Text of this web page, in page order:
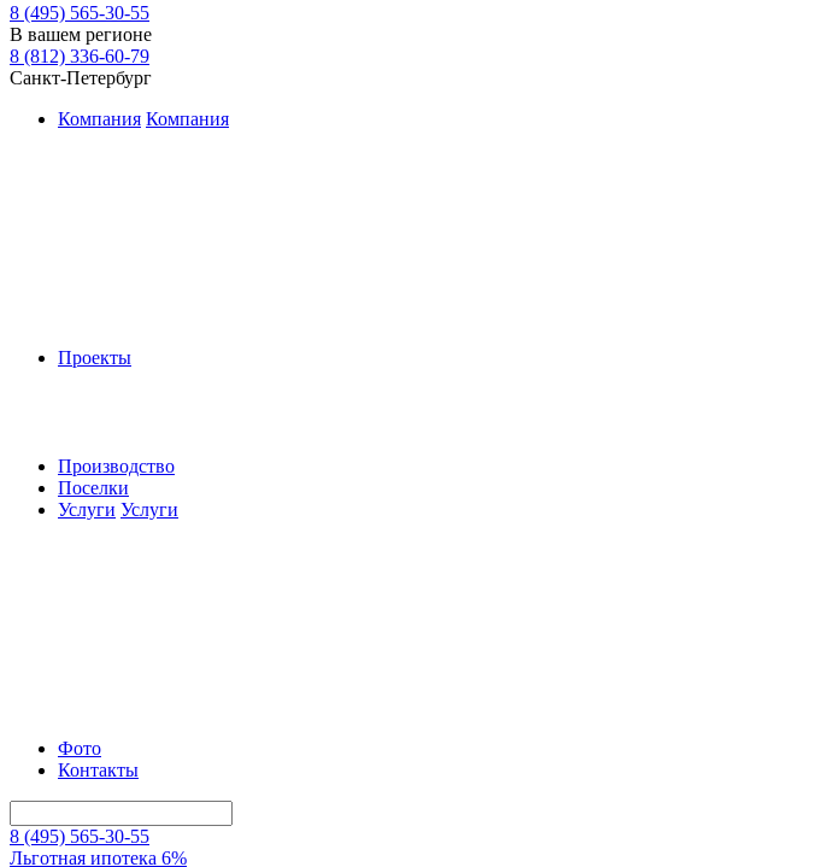
8 (495) 565-30-55
В вашем регионе
8 (812) 336-60-79
Санкт-Петербург
Компания Компания
Проекты
Производство
Поселки
Услуги Услуги
Фото
Контакты
8 (495) 565-30-55
Льготная ипотека 6%